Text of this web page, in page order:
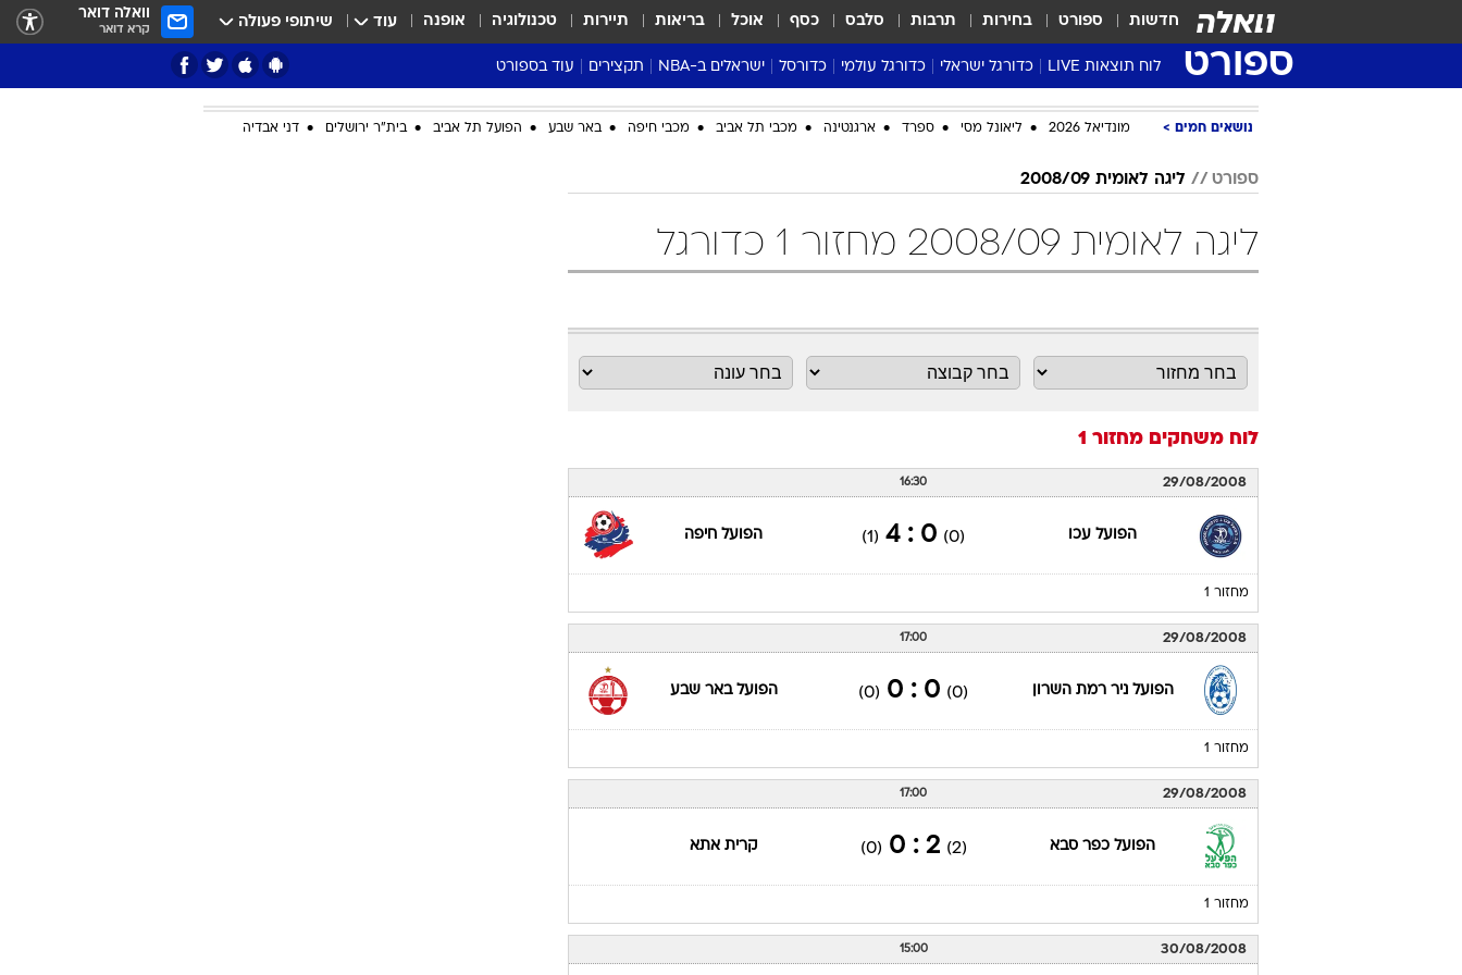
חדשות ספורט בחירות תרבות סלבס כסף אוכל בריאות תיירות טכנולוגיה אופנה עוד שיתופי פעולה וואלה דואר
קרא דואר
ספורט לוח תוצאות LIVE כדורגל ישראלי
ליגת העל Winner
גביע המדינה
שגרירים
נבחרות ישראל
ליגה א'
כדורגל עולמי
ליגה אנגלית
ליגה צרפתית
ליגת האלופות
דרום אמריקה
כדורסל
ליגת העל
נבחרות ישראל בכדורסל
כדורסל נשים
ישראלים ב-NBA
דני אבדיה
תקצירים עוד בספורט
מונדיאל 2026
NBA
אבא של שבת
סערה בממלכה
ענפים נוספים
כתבו לנו
נושאים חמים מונדיאל 2026 ליאונל מסי ספרד ארגנטינה מכבי תל אביב מכבי חיפה באר שבע הפועל תל אביב בית"ר ירושלים דני אבדיה
ספורט ליגה לאומית 2008/09
ליגה לאומית 2008/09 מחזור 1 כדורגל
לוח משחקים מחזור 1
29/08/2008
16:30
הפועל עכו (0)
0 : 4
(1) הפועל חיפה
מחזור 1
29/08/2008
17:00
הפועל ניר רמת השרון (0)
0 : 0
(0) הפועל באר שבע
מחזור 1
29/08/2008
17:00
הפועל כפר סבא (2)
2 : 0
(0) קרית אתא
מחזור 1
30/08/2008
15:00